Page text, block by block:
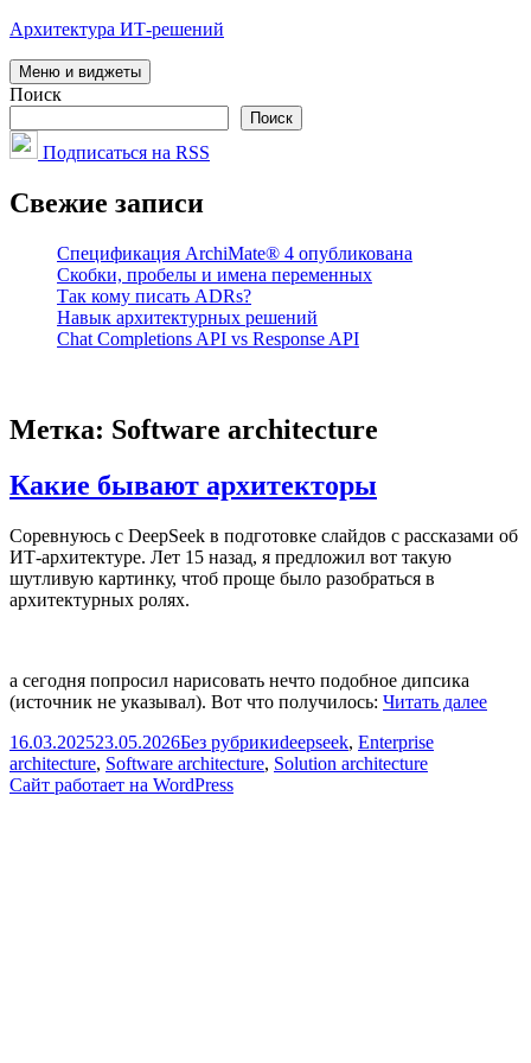
Перейти
содержимому
Архитектура ИТ-решений
Меню и виджеты
Поиск
Поиск
Подписаться на RSS
Свежие записи
Спецификация ArchiMate® 4 опубликована
Скобки, пробелы и имена переменных
Так кому писать ADRs?
Навык архитектурных решений
Chat Completions API vs Response API
Метка: Software architecture
Какие бывают архитекторы
Соревнуюсь c DeepSeek в подготовке слайдов с рассказами об
ИТ-архитектуре. Лет 15 назад, я предложил вот такую
шутливую картинку, чтоб проще было разобраться в
архитектурных ролях.
а сегодня попросил нарисовать нечто подобное дипсика
(источник не указывал). Вот что получилось: Читать далее
Опубликовано
16.03.202523.05.2026Рубрики
Без рубрикиМетки
deepseek, Enterprise
architecture, Software architecture, Solution architecture
Сайт работает на WordPress